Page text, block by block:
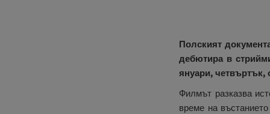
Полският
дебютира в
януари, четвъртък,
Филмът разказва
време на